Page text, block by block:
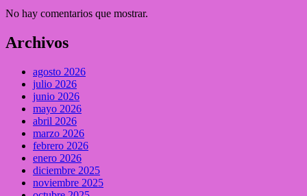
No hay comentarios que mostrar.
Archivos
agosto 2026
julio 2026
junio 2026
mayo 2026
abril 2026
marzo 2026
febrero 2026
enero 2026
diciembre 2025
noviembre 2025